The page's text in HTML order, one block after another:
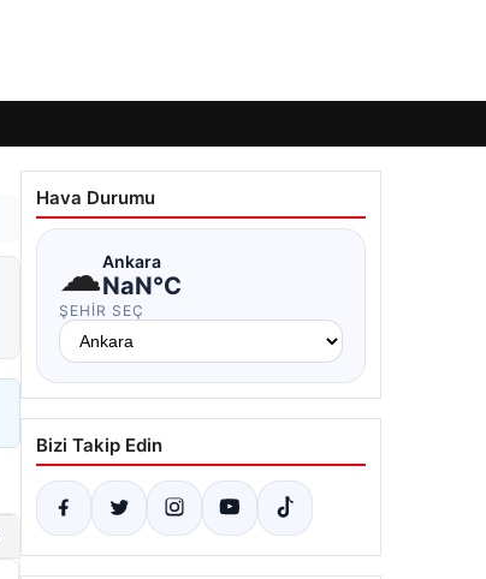
Hava Durumu
☁Ankara
NaN°C
ŞEHIR SEÇ
Bizi Takip Edin